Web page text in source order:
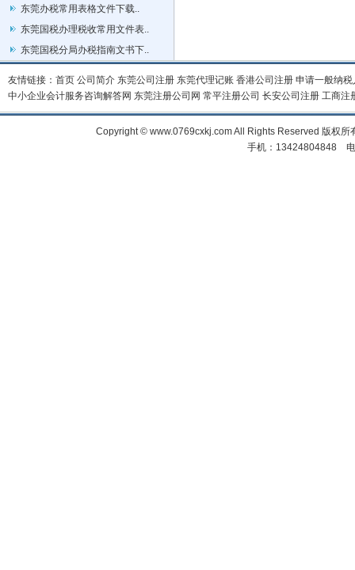
东莞办税常用表格文件下载..
东莞国税办理税收常用文件表..
东莞国税分局办税指南文书下..
友情链接： 首页 公司简介 东莞公司注册 东莞代理记账 香港公司注册 申请一般纳税
中小企业会计服务咨询解答网 东莞注册公司网 常平注册公司 长安公司注册 工商注
Copyright © www.0769cxkj.com All Rights Reserved 版权
手机：13424804848